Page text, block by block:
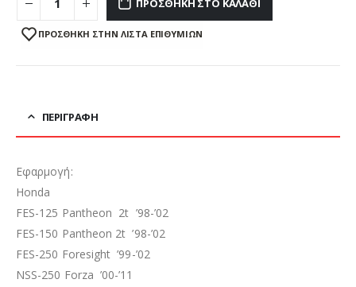
ΠΡΟΣΘΉΚΗ ΣΤΟ ΚΑΛΆΘΙ
ΠΡΌΣΘΉΚΗ ΣΤΗΝ ΛΊΣΤΑ ΕΠΙΘΥΜΙΏΝ
ΠΕΡΙΓΡΑΦΉ
Εφαρμογή:
Honda
FES-125 Pantheon 2t ’98-’02
FES-150 Pantheon 2t ’98-’02
FES-250 Foresight ’99-’02
NSS-250 Forza ’00-’11